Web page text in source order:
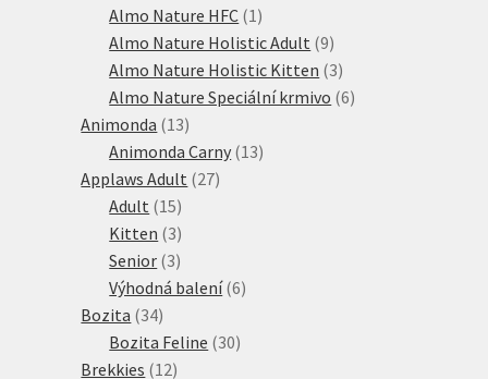
produktů
Almo Nature HFC 1 1
produkt
Almo Nature Holistic Adult 99
produktů
Almo Nature Holistic Kitten 33
produkty
Almo Nature Speciální krmivo 66
Animonda 1313
produktů
Animonda Carny 1313
Applaws Adult 2727
Adult 1515
produktů
Kitten 33
produkty
Senior 33
produkty
Výhodná balení 66
Bozita 3434
produktů
Bozita Feline 3030
Brekkies 1212